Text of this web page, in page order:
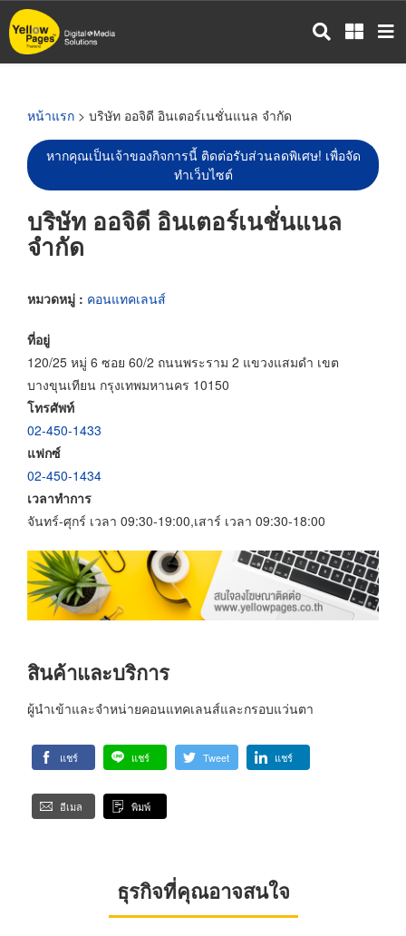
ข้าม
ไป
หน้าแรก > บริษัท ออจิดี อินเตอร์เนชั่นแนล จำกัด
หากคุณเป็นเจ้าของกิจการนี้ ติดต่อรับส่วนลดพิเศษ! เพื่อจัด
ทำเว็บไซต์
บริษัท ออจิดี อินเตอร์เนชั่นแนล
จำกัด
หมวดหมู่ : คอนแทคเลนส์
ที่อยู่
120/25 หมู่ 6 ซอย 60/2 ถนนพระราม 2 แขวงแสมดำ เขต
บางขุนเทียน กรุงเทพมหานคร 10150
โทรศัพท์
02-450-1433
แฟกซ์
02-450-1434
เวลาทำการ
จันทร์-ศุกร์ เวลา 09:30-19:00,เสาร์ เวลา 09:30-18:00
สินค้าและบริการ
ผู้นำเข้าและจำหน่ายคอนแทคเลนส์และกรอบแว่นตา
แชร์ แชร์ Tweet แชร์
อีเมล พิมพ์
ธุรกิจที่คุณอาจสนใจ